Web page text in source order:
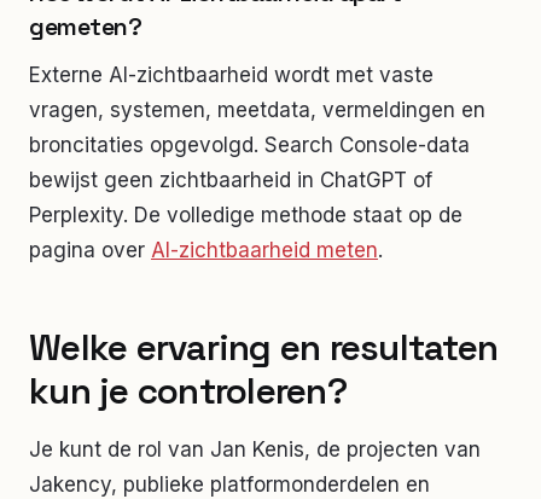
gemeten?
Externe AI-zichtbaarheid wordt met vaste
vragen, systemen, meetdata, vermeldingen en
broncitaties opgevolgd. Search Console-data
bewijst geen zichtbaarheid in ChatGPT of
Perplexity. De volledige methode staat op de
pagina over AI-zichtbaarheid meten.
Welke ervaring en resultaten
kun je controleren?
Je kunt de rol van Jan Kenis, de projecten van
Jakency, publieke platformonderdelen en